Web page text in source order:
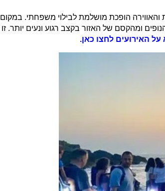
והאווירה הופכת מושלמת לבילוי משפחתי. במקום
ומהקסם של האזור בקצב רגוע ונעים יותר. זו
האירועים לחצו כאן.